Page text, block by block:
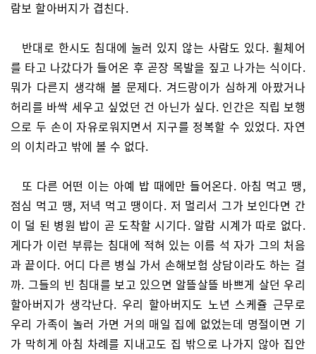
람보 할아버지가 겹친다.
반대로 한시도 침대에 눌러 있지 않는 사람도 있다. 휠체어
를 타고 나갔다가 들어온 후 곧장 목발을 짚고 나가는 식이다.
뭐가 다른지 생각해 볼 문제다. 겨드랑이가 심하게 아팠거나
허리를 바싹 세우고 싶었던 건 아닌가 싶다. 인간은 직립 보행
으로 두 손이 자유로워지면서 지구를 정복할 수 있었다. 자연
의 이치라고 밖에 볼 수 없다.
또 다른 어떤 이는 아예 밥 때에만 들어온다. 아침 먹고 땡,
점심 먹고 땡, 저녁 먹고 땡이다. 저 멀리서 그가 보인다면 간
이 덜 된 병원 밥이 곧 도착할 시기다. 알람 시계가 따로 없다.
게다가 이런 부류는 침대에 적혀 있는 이름 석 자가 그의 처음
과 끝이다. 어디 다른 병실 가서 손해보험 상담이라도 하는 걸
까. 그들의 빈 침대를 보고 있으면 알뜰살뜰 바쁘게 살던 우리
할아버지가 생각난다. 우리 할아버지도 노년 스케쥴 근무로
우리 가족이 놀러 가면 거의 매일 집에 없었는데 명절이면 기
가 막히게 아침 차례를 지내고도 집 밖으로 나가지 않아 집안